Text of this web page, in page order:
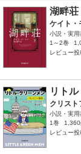
湖畔荘
ケイト・
小説・実
1～2巻
レビュー
リト
クリスト
小説・実
1巻
レビュー